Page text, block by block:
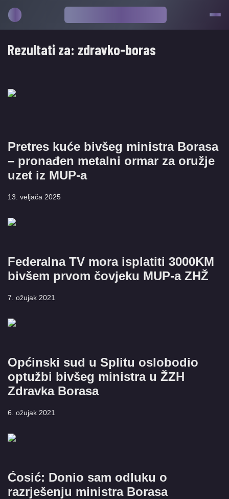
Rezultati za: zdravko-boras
Pretres kuće bivšeg ministra Borasa
– pronađen metalni ormar za oružje
uzet iz MUP-a
13. veljača 2025
Federalna TV mora isplatiti 3000KM
bivšem prvom čovjeku MUP-a ZHŽ
7. ožujak 2021
Općinski sud u Splitu oslobodio
optužbi bivšeg ministra u ŽZH
Zdravka Borasa
6. ožujak 2021
Ćosić: Donio sam odluku o
razrješenju ministra Borasa